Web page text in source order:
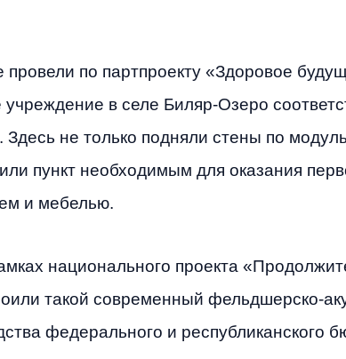
провели по партпроекту «Здоровое
в селе Биляр-Озеро
Здесь не только подняли стены по
пункт необходимым для оказания
и мебелью.
национального проекта
такой современный фельдшерско-
федерального и республиканского